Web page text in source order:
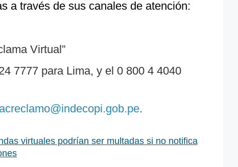
a través de sus canales de atención:
Virtual”
7777 para Lima, y el 0 800 4 4040
.
virtuales podrían ser multadas si no notifica